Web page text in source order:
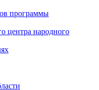
программы
центра народного